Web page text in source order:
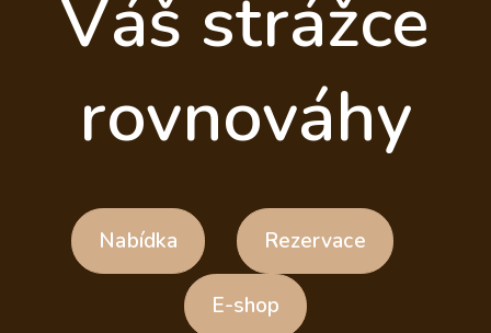
Váš strážce
rovnováhy
Nabídka Rezervace
E-shop